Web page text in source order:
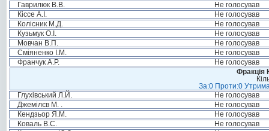
Гаврилюк В.В.
Не голосував
Кіссе А.І.
Не голосував
Колісник М.Д.
Не голосував
Кузьмук О.І.
Не голосував
Мовчан В.П.
Не голосував
Сміяненко І.М.
Не голосував
Франчук А.Р.
Не голосував
Фракція
За:0 Проти:0
Глухівський Л.Й.
Не голосував
Джемілєв М. .
Не голосував
Кендзьор Я.М.
Не голосував
Коваль В.С.
Не голосував